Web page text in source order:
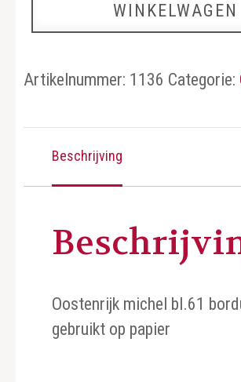
WINKELWAGEN
Artikelnummer: 1136 Categorie:
Beschrijving
Oostenrijk michel bl.61
gebruikt op papier